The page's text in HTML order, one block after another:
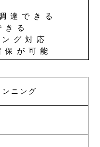
達できる
きる
グ対応
保が可能
ニング